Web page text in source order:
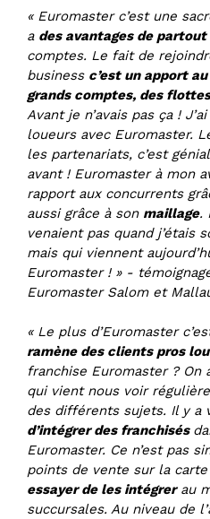
« Euromaster c’est une
a des avantages de partout
comptes. Le fait de
business c’est un apport
grands comptes, des
Avant je n’avais pas ça !
loueurs avec Euromaster.
les partenariats, c’est
avant ! Euromaster à mon
rapport aux concurrents
aussi grâce à son maillage.
venaient pas quand j’étais
mais qui viennent
Euromaster ! » -
Euromaster Salom et
« Le plus d’Euromaster
ramène des clients pros
franchise Euromaster ?
qui vient nous voir
des différents sujets. Il y a
d’intégrer des franchisés
Euromaster. Ce n’est pas
points de vente sur la carte
essayer de les intégrerau
succursales. Au niveau de